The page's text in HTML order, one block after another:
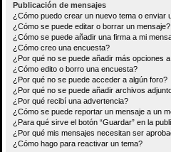
Publicación de mensajes
¿Cómo puedo crear un nuevo tema o enviar
¿Cómo se puede editar o borrar un mensaje?
¿Cómo se puede añadir una firma a mi
¿Cómo creo una encuesta?
¿Por qué no se puede añadir más opciones
¿Cómo edito o borro una encuesta?
¿Por qué no se puede acceder a algún foro?
¿Por qué no se puede añadir archivos
¿Por qué recibí una advertencia?
¿Cómo se puede reportar un mensaje a un
¿Para qué sirve el botón “Guardar” en la
¿Por qué mis mensajes necesitan ser
¿Cómo hago para reactivar un tema?